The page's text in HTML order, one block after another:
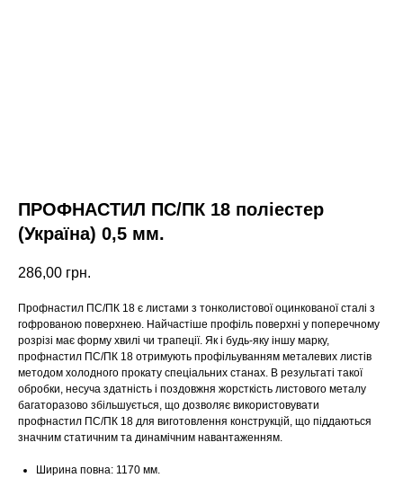
ПРОФНАСТИЛ ПС/ПК 18 поліестер
(Україна) 0,5 мм.
286,00 грн.
Профнастил ПС/ПК 18 є листами з тонколистової оцинкованої сталі з
гофрованою поверхнею. Найчастіше профіль поверхні у поперечному
розрізі має форму хвилі чи трапеції. Як і будь-яку іншу марку,
профнастил ПС/ПК 18 отримують профільуванням металевих листів
методом холодного прокату спеціальних станах. В результаті такої
обробки, несуча здатність і поздовжня жорсткість листового металу
багаторазово збільшується, що дозволяє використовувати
профнастил ПС/ПК 18 для виготовлення конструкцій, що піддаються
значним статичним та динамічним навантаженням.
Ширина повна: 1170 мм.